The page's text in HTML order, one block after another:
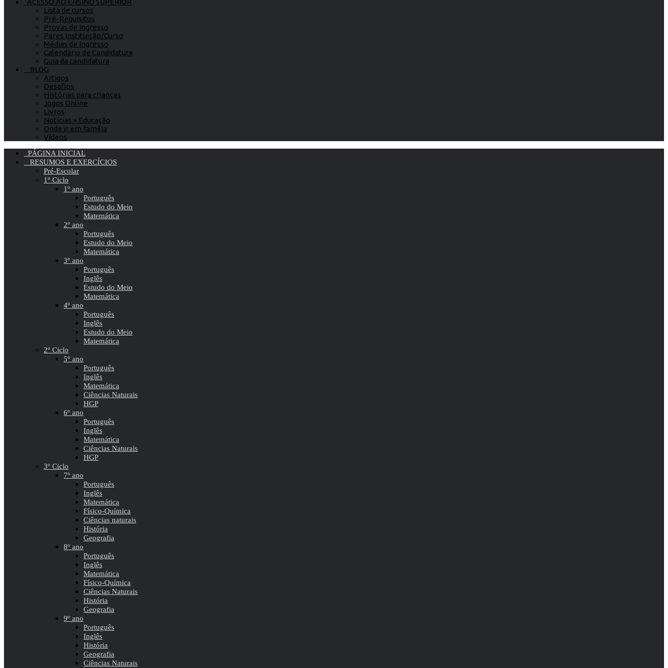
ACESSO AO ENSINO SUPERIOR
Lista de cursos
Pré-Requisitos
Provas de Ingresso
Pares Instituição/Curso
Médias de Ingresso
Calendário de Candidatura
Guia da candidatura
BLOG
Artigos
Desafios
Histórias para crianças
Jogos Online
Livros
Notícias » Educação
Onde ir em família
Vídeos
PÁGINA INICIAL
RESUMOS E EXERCÍCIOS
Pré-Escolar
1º Ciclo
1º ano
Português
Estudo do Meio
Matemática
2º ano
Português
Estudo do Meio
Matemática
3º ano
Português
Inglês
Estudo do Meio
Matemática
4º ano
Português
Inglês
Estudo do Meio
Matemática
2º Ciclo
5º ano
Português
Inglês
Matemática
Ciências Naturais
HGP
6º ano
Português
Inglês
Matemática
Ciências Naturais
HGP
3º Ciclo
7º ano
Português
Inglês
Matemática
Físico-Química
Ciências naturais
História
Geografia
8º ano
Português
Inglês
Matemática
Físico-Química
Ciências Naturais
História
Geografia
9º ano
Português
Inglês
História
Geografia
Ciências Naturais